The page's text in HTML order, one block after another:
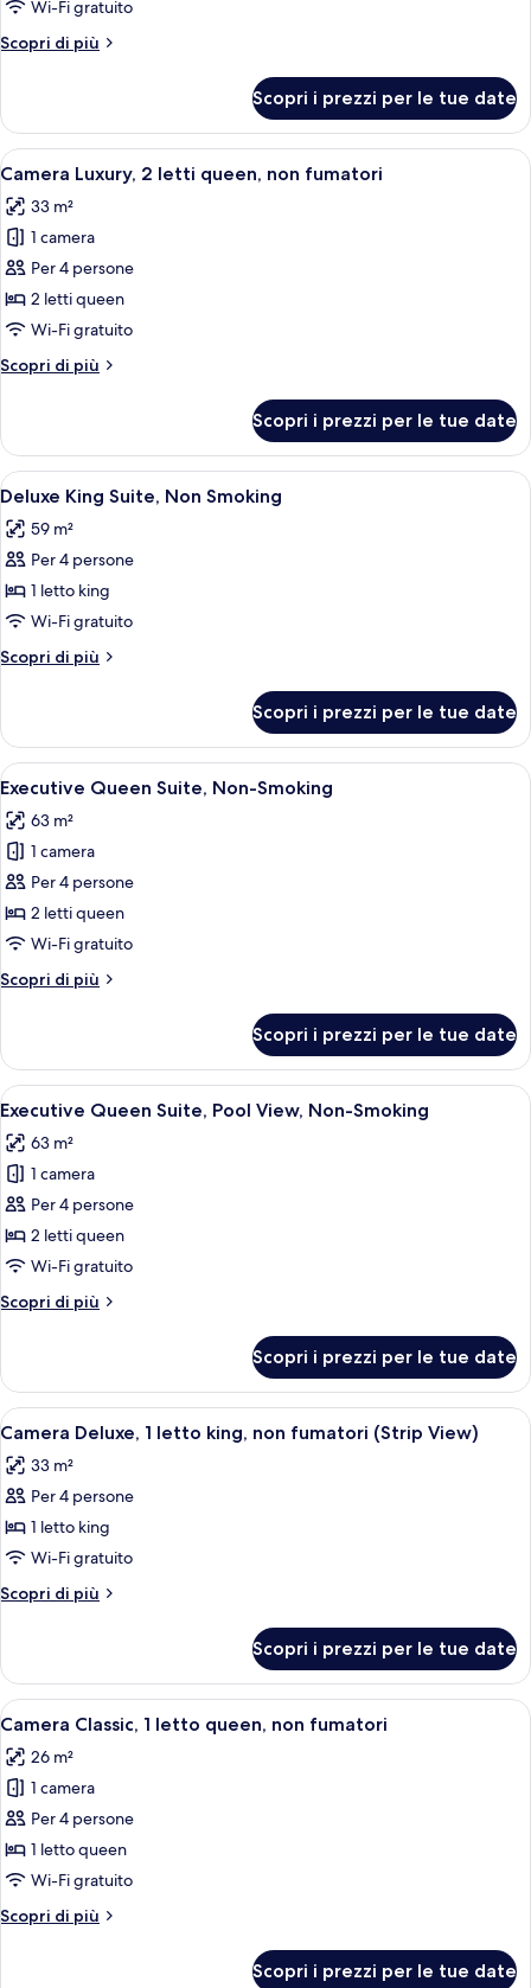
Luxury,
1
king,
non
fumatori
Wi-Fi gratuito
Scopri di più
Altri
Luxury,
letto
non
fumatori
Scopri i prezzi per le tue date
Apri
tutte
le
foto
per
Camera
Luxury,
letti
fumatori
Camera d'albergo con due letti, una
6
Camera Luxury, 2 letti queen, non fumatori
33 m²
1 camera
Per 4 persone
2 letti queen
Wi-Fi gratuito
Scopri di più
Altri
Luxury,
letti
non
fumatori
Scopri i prezzi per le tue date
Apri
tutte
le
foto
per
Deluxe
King
Suite,
Smoking
Una moderna camera d'hotel con
7
Deluxe King Suite, Non Smoking
59 m²
Per 4 persone
1 letto king
Wi-Fi gratuito
Scopri di più
Altri
King
Suite,
Non
Scopri i prezzi per le tue date
Apri
tutte
le
foto
per
Executive
Queen
Non-
Una camera d'albergo moderna
6
Executive Queen Suite, Non-Smoking
63 m²
1 camera
Per 4 persone
2 letti queen
Wi-Fi gratuito
Scopri di più
Altri
Queen
Suite,
Non-
Scopri i prezzi per le tue date
Apri
tutte
le
foto
per
Executive
Queen
Pool
Smoking
Una camera d'albergo moderna
7
Executive Queen Suite, Pool View, Non-Smoking
63 m²
1 camera
Per 4 persone
2 letti queen
Wi-Fi gratuito
Scopri di più
Altri
Queen
Suite,
Pool
Non-
Smoking
Scopri i prezzi per le tue date
Apri
tutte
le
foto
per
Camera
Deluxe,
1
king,
non
fumatori
(Strip
View)
Una camera d'albergo con un letto
8
Camera Deluxe, 1 letto king, non fumatori (Strip View)
33 m²
Per 4 persone
1 letto king
Wi-Fi gratuito
Scopri di più
Altri
Deluxe,
letto
non
fumatori
(Strip
View)
Scopri i prezzi per le tue date
Apri
tutte
le
foto
per
Camera
Classic,
letto
Una camera d'albergo con un letto
5
Camera Classic, 1 letto queen, non fumatori
26 m²
1 camera
Per 4 persone
1 letto queen
Wi-Fi gratuito
Scopri di più
Altri
Scopri i prezzi per le tue date